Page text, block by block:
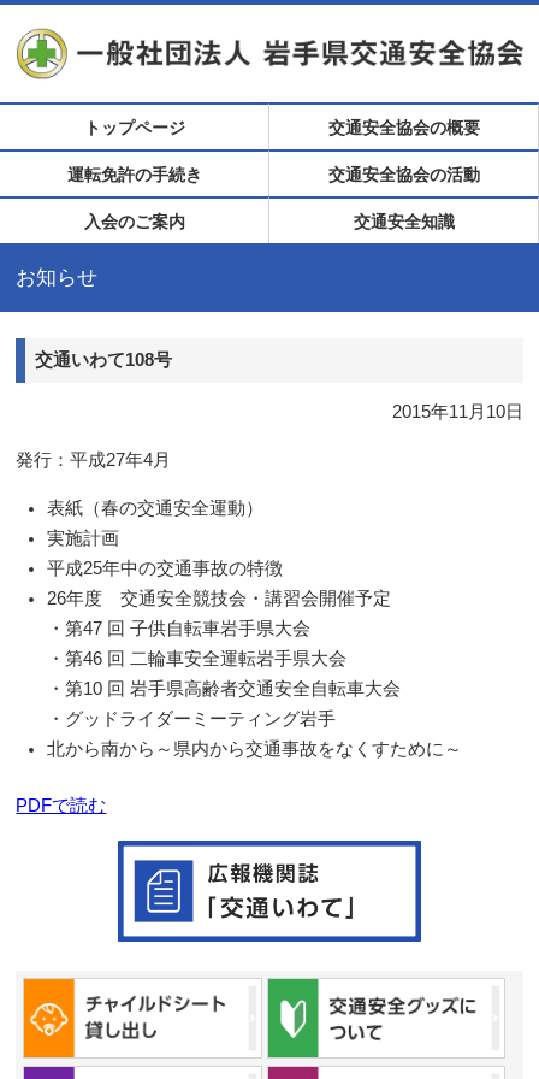
トップページ 交通安全協会の概要
運転免許の手続き 交通安全協会の活動
入会のご案内 交通安全知識
お知らせ
交通いわて108号
2015年11月10日
発行：平成27年4月
表紙（春の交通安全運動）
実施計画
平成25年中の交通事故の特徴
26年度 交通安全競技会・講習会開催予定
・第47 回 子供自転車岩手県大会
・第46 回 二輪車安全運転岩手県大会
・第10 回 岩手県高齢者交通安全自転車大会
・グッドライダーミーティング岩手
北から南から～県内から交通事故をなくすために～
PDFで読む